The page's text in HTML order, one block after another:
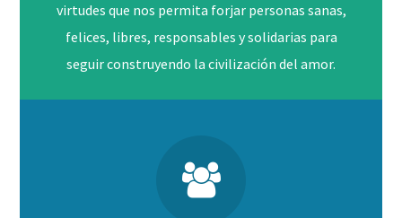
virtudes que nos permita forjar personas sanas,
felices, libres, responsables y solidarias para
seguir construyendo la civilización del amor.